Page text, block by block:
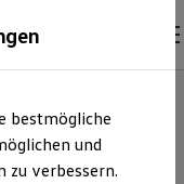
bestmögliche
und
zu verbessern.